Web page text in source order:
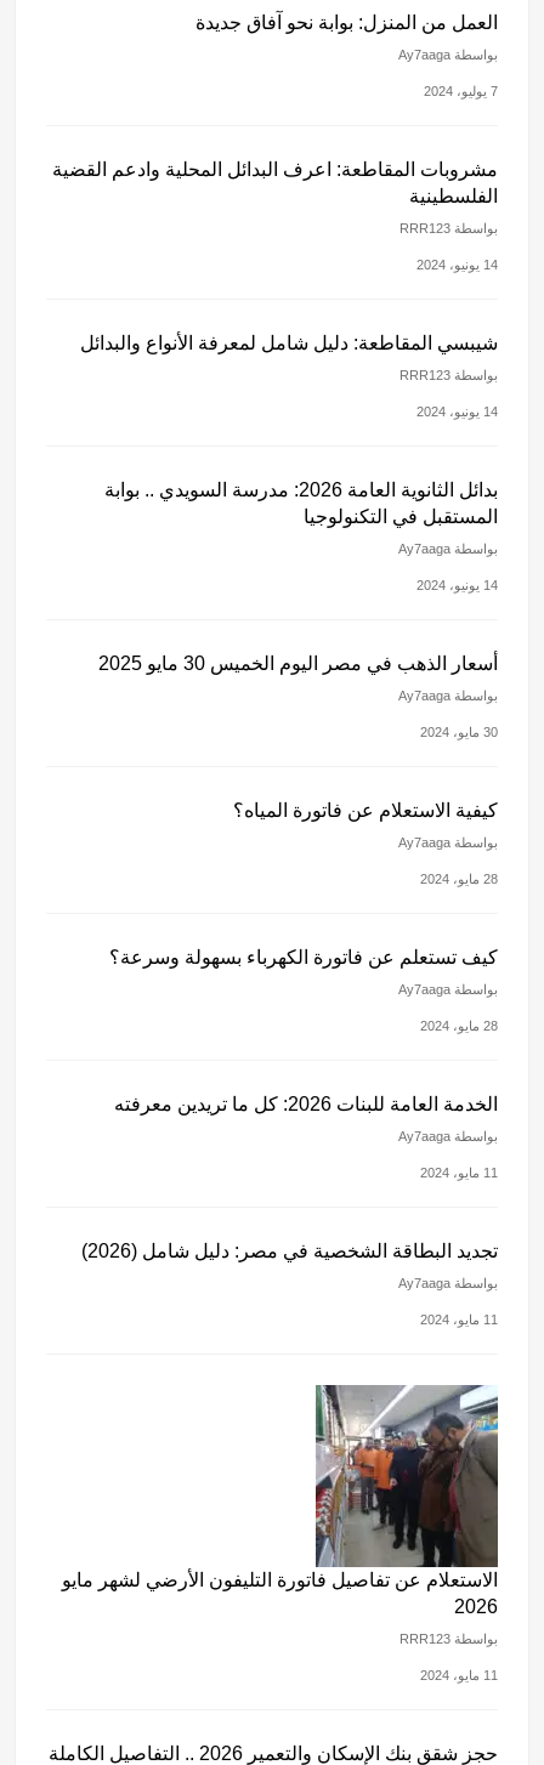
العمل من المنزل: بوابة نحو آفاق جديدة
بواسطة Ay7aaga
7 يوليو، 2024
مشروبات المقاطعة: اعرف البدائل المحلية وادعم القضية
الفلسطينية
بواسطة RRR123
14 يونيو، 2024
شيبسي المقاطعة: دليل شامل لمعرفة الأنواع والبدائل
بواسطة RRR123
14 يونيو، 2024
بدائل الثانوية العامة 2026: مدرسة السويدي .. بوابة
المستقبل في التكنولوجيا
بواسطة Ay7aaga
14 يونيو، 2024
أسعار الذهب في مصر اليوم الخميس 30 مايو 2025
بواسطة Ay7aaga
30 مايو، 2024
كيفية الاستعلام عن فاتورة المياه؟
بواسطة Ay7aaga
28 مايو، 2024
كيف تستعلم عن فاتورة الكهرباء بسهولة وسرعة؟
بواسطة Ay7aaga
28 مايو، 2024
الخدمة العامة للبنات 2026: كل ما تريدين معرفته
بواسطة Ay7aaga
11 مايو، 2024
تجديد البطاقة الشخصية في مصر: دليل شامل (2026)
بواسطة Ay7aaga
11 مايو، 2024
الاستعلام عن تفاصيل فاتورة التليفون الأرضي لشهر مايو
2026
بواسطة RRR123
11 مايو، 2024
حجز شقق بنك الإسكان والتعمير 2026 .. التفاصيل الكاملة